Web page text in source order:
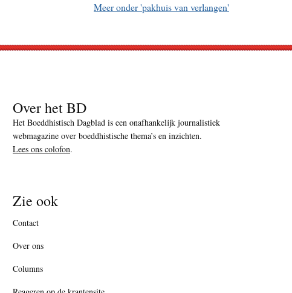
Meer onder 'pakhuis van verlangen'
Over het BD
Het Boeddhistisch Dagblad is een onafhankelijk journalistiek
webmagazine over boeddhistische thema’s en inzichten.
Lees ons colofon.
Zie ook
Contact
Over ons
Columns